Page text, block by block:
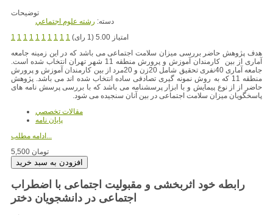
توضیحات
دسته: رشته علوم اجتماعي
1 1 1 1 1 1 1 1 1 1
امتیاز 5.00 (1 رای)
هدف پژوهش حاضر بررسی میزان سلامت اجتماعی می باشد که در این زمینه جامعه
آماری از بین کارمندان آموزش و پرورش منطقه 11 شهر تهران انتخاب شده است.
جامعه آماری 40نفری تحقیق شامل 20زن و 20مرد از بین کارمندان آموزش و پرورش
منطقه 11 که به روش نمونه گیری تصادفی ساده انتخاب شده اند می باشد. پژوهش
حاضر از از نوع پیمایش و با ابزار پرسشنامه می باشد که با بررسی پرسش نامه های
پاسخگویان میزان سلامت اجتماعی در بین آنان سنجیده می شود.
مقالات تخصصي
پایان نامه
ادامه مطلب...
5,500 تومان
رابطه خود اثربخشی و مقبولیت اجتماعی با اضطراب
اجتماعی در دانشجویان دختر